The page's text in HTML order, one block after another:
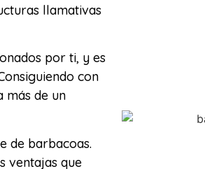
llamativas
por ti, y es
con
más de un
de barbacoas.
ventajas que